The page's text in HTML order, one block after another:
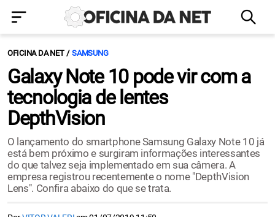
OFICINA DA NET SAMSUNG
Galaxy Note 10 pode vir com a
tecnologia de lentes
DepthVision
O lançamento do smartphone Samsung Galaxy Note 10 já
está bem próximo e surgiram informações interessantes
do que talvez seja implementado em sua câmera. A
empresa registrou recentemente o nome "DepthVision
Lens". Confira abaixo do que se trata.